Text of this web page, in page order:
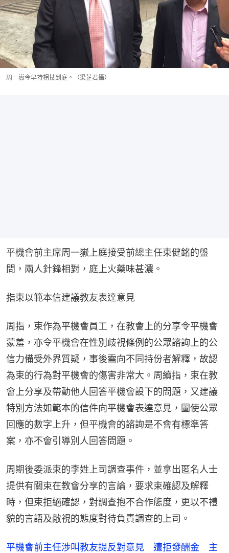
周一嶽今早持柺扙到庭。（梁芷君攝）
平機會前主席周一嶽上庭接受前總主任束健銘的盤
問，兩人針鋒相對，庭上火藥味甚濃。
指束以範本信建議教友表達意見
周指，束作為平機會員工，在教會上的分享令平機會
蒙羞，亦令平機會在性別歧視條例的公眾諮詢上的公
信力備受外界質疑，事後需向不同持份者解釋，故認
為束的行為對平機會的傷害非常大。周續指，束在教
會上分享及帶動他人回答平機會設下的問題，又建議
特別方法如範本的信件向平機會表達意見，圖使公眾
回應的數字上升，但平機會的諮詢是不會有標準答
案，亦不會引導別人回答問題。
周期後委派束的李姓上司調查事件，並拿出匿名人士
提供有關束在教會分享的言論，要求束確認及解釋
時，但束拒絕確認，對調查抱不合作態度，更以不禮
貌的言語及敵視的態度對待負責調查的上司。
平機會前主任涉叫教友提反對意見 遭拒發酬金 主